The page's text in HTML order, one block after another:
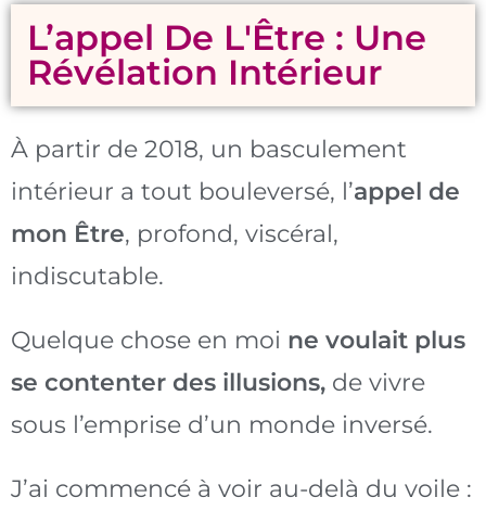
L’appel De L'Être : Une
Révélation Intérieur
À partir de 2018, un basculement
intérieur a tout bouleversé, l’appel de
mon Être, profond, viscéral,
indiscutable.
Quelque chose en moi ne voulait plus
se contenter des illusions, de vivre
sous l’emprise d’un monde inversé.
J’ai commencé à voir au-delà du voile :